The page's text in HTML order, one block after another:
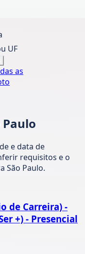
UF
as
e data de
requisitos e o
São Paulo.
de Carreira) -
+) - Presencial